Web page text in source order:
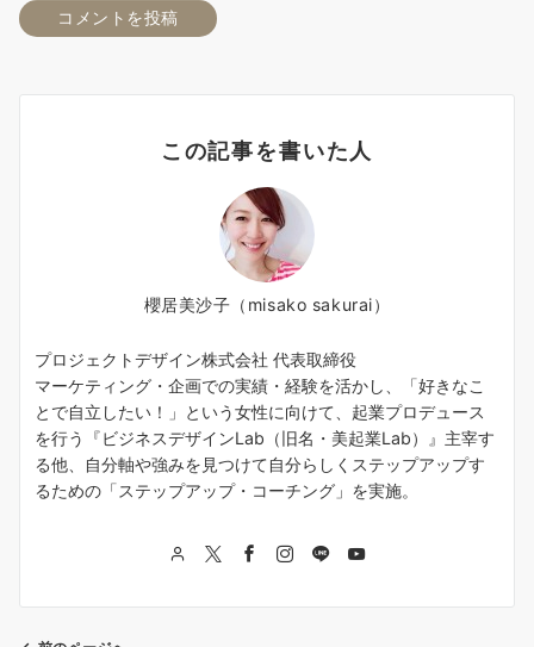
この記事を書いた人
櫻居美沙子（misako sakurai）
プロジェクトデザイン株式会社 代表取締役
マーケティング・企画での実績・経験を活かし、「好きなこ
とで自立したい！」という女性に向けて、起業プロデュース
を行う『ビジネスデザインLab（旧名・美起業Lab）』主宰す
る他、自分軸や強みを見つけて自分らしくステップアップす
るための「ステップアップ・コーチング」を実施。